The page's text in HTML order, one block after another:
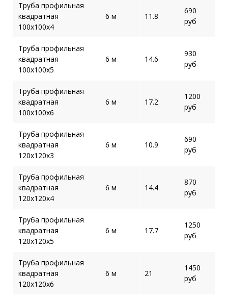
Труба профильная
квадратная
100х100х4
6 м 11.8
690
руб
Труба профильная
квадратная
100х100х5
6 м 14.6
930
руб
Труба профильная
квадратная
100х100х6
6 м 17.2
1200
руб
Труба профильная
квадратная
120х120х3
6 м 10.9
690
руб
Труба профильная
квадратная
120х120х4
6 м 14.4
870
руб
Труба профильная
квадратная
120х120х5
6 м 17.7
1250
руб
Труба профильная
квадратная
120х120х6
6 м 21
1450
руб